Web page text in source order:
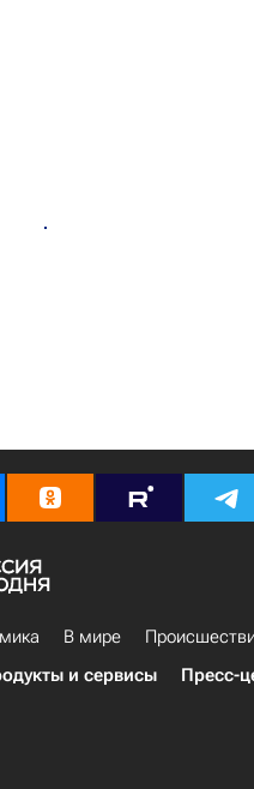
В мире
и сервисы Пресс-